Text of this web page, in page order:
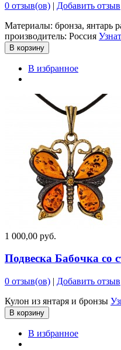
0 отзыв(ов) | Добавить отзыв
Материалы: бронза, янтарь
производитель: Россия
В корзину
В избранное
1 000,00 руб.
Подвеска Бабочка со
0 отзыв(ов) | Добавить отзыв
Кулон из янтаря и бронзы
В корзину
В избранное